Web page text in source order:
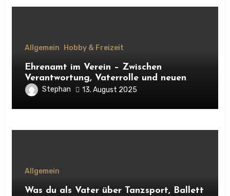
Allgemein Hobby & Freizeit
Ehrenamt im Verein – Zwischen
Verantwortung, Vaterrolle und neuen
Kontakten
Stephan 13. August 2025
Allgemein
Was du als Vater über Tanzsport, Ballett